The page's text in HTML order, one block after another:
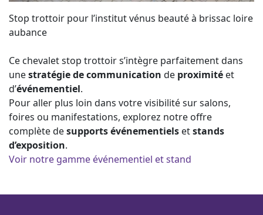
Stop trottoir pour l’institut vénus beauté à brissac loire
aubance
Ce chevalet stop trottoir s’intègre parfaitement dans
unestratégie de communication de proximité et
d’événementiel.
Pour aller plus loin dans votre visibilité sur salons,
foires ou manifestations, explorez notre offre
complète desupports événementiels etstands
d’exposition.
Voir notre gamme événementiel et stand